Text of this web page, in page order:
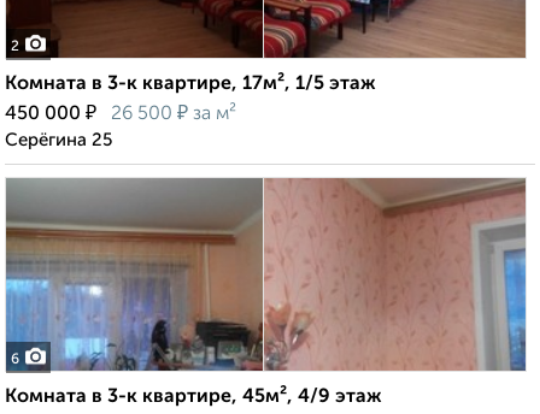
2
Комната в 3-к квартире, 17м², 1/5 этаж
450 000 ₽ 26 500 ₽ за м²
Серёгина 25
6
Комната в 3-к квартире, 45м², 4/9 этаж